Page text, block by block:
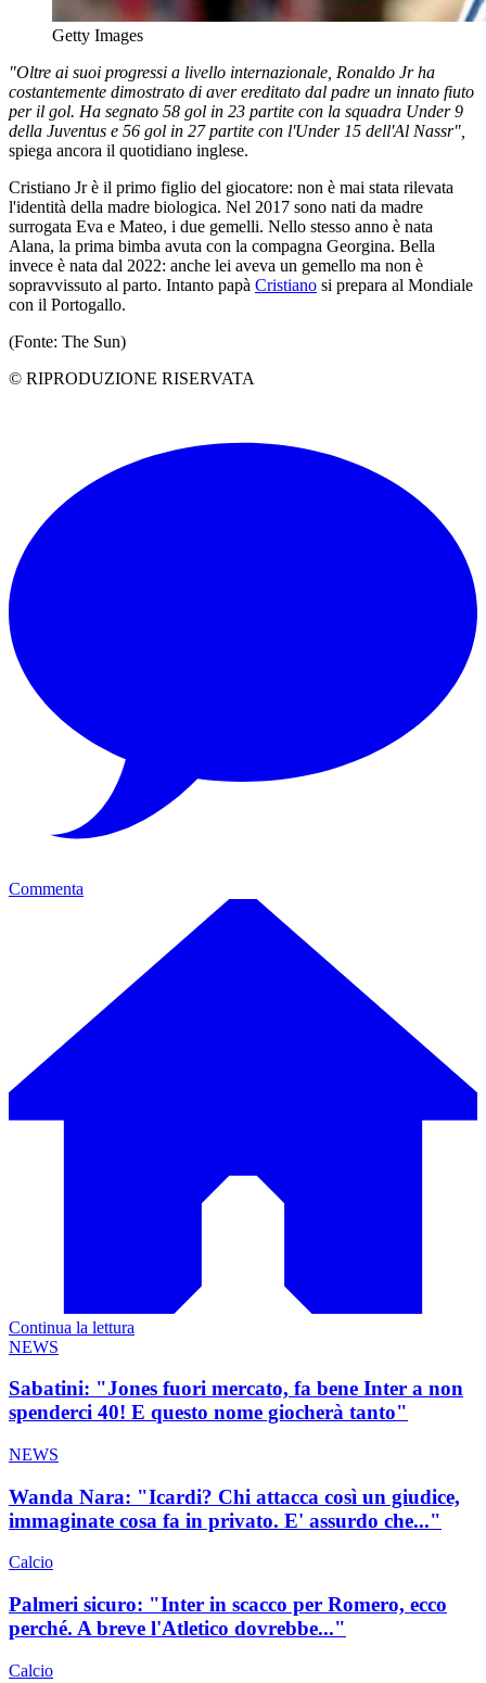
Getty Images
"Oltre ai suoi progressi a livello internazionale, Ronaldo Jr ha
costantemente dimostrato di aver ereditato dal padre un innato fiuto
per il gol. Ha segnato 58 gol in 23 partite con la squadra Under 9
della Juventus e 56 gol in 27 partite con l'Under 15 dell'Al Nassr",
spiega ancora il quotidiano inglese.
Cristiano Jr è il primo figlio del giocatore: non è mai stata rilevata
l'identità della madre biologica. Nel 2017 sono nati da madre
surrogata Eva e Mateo, i due gemelli. Nello stesso anno è nata
Alana, la prima bimba avuta con la compagna Georgina. Bella
invece è nata dal 2022: anche lei aveva un gemello ma non è
sopravvissuto al parto. Intanto papà Cristiano si prepara al Mondiale
con il Portogallo.
(Fonte: The Sun)
© RIPRODUZIONE RISERVATA
Commenta
Continua la lettura
NEWS
Sabatini: "Jones fuori mercato, fa bene Inter a non
spenderci 40! E questo nome giocherà tanto"
NEWS
Wanda Nara: "Icardi? Chi attacca così un giudice,
immaginate cosa fa in privato. E' assurdo che..."
Calcio
Palmeri sicuro: "Inter in scacco per Romero, ecco
perché. A breve l'Atletico dovrebbe..."
Calcio